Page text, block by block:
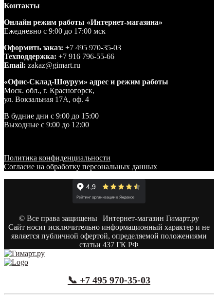
Контакты
Онлайн режим работы «Интернет-магазина»
Ежедневно с 9:00 до 17:00 мск
Оформить заказ: +7 495 970-35-03
Техподдержка: +7 916 796-55-66
Email: zakaz@gimart.ru
«Офис-Склад-Шоурум» адрес и режим работы
Моск. обл., г. Красногорск,
ул. Вокзальная 17А, оф. 4
В будние дни с 9:00 до 15:00
Выходные с 9:00 до 12:00
Политика конфиденциальности
Согласие на обработку персональных данных
© Все права защищены | Интернет-магазин Гимарт.ру
Сайт носит исключительно информационный характер и не
является публичной офертой, определяемой положениями
статьи 437 ГК РФ
📞 +7 495 970-35-03